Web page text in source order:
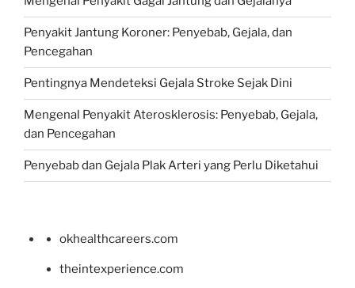
Penyakit Jantung Koroner: Penyebab, Gejala, dan
Pencegahan
Pentingnya Mendeteksi Gejala Stroke Sejak Dini
Mengenal Penyakit Aterosklerosis: Penyebab, Gejala,
dan Pencegahan
Penyebab dan Gejala Plak Arteri yang Perlu Diketahui
okhealthcareers.com
theintexperience.com